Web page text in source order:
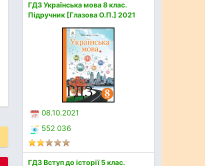
ГДЗ Українська мова 8 клас.
Підручник [Глазова О.П.] 2021
08.10.2021
552 036
ГДЗ Вступ до історії 5 клас.